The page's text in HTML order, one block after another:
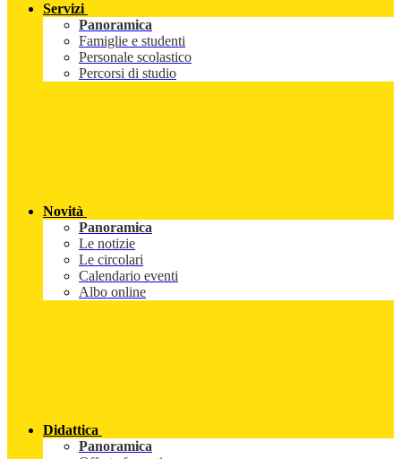
Servizi
Panoramica
Famiglie e studenti
Personale scolastico
Percorsi di studio
Novità
Panoramica
Le notizie
Le circolari
Calendario eventi
Albo online
Didattica
Panoramica